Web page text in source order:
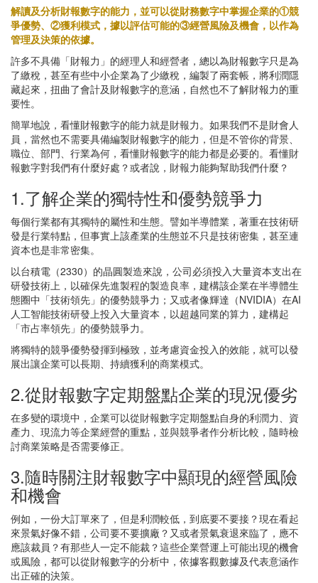
解讀及分析財報數字的能力，並可以從財務數字中掌握企業的①競
爭優勢、②獲利模式，據以評估可能的③經營風險及機會，以作為
管理及決策的依據。
許多不具備「財報力」的經理人和經營者，總以為財報數字只是為
了繳稅，甚至有些中小企業為了少繳稅，編製了兩套帳，將利潤隱
藏起來，扭曲了會計及財報數字的意涵，自然也不了解財報力的重
要性。
簡單地說，看懂財報數字的能力就是財報力。如果我們不是財會人
員，當然也不需要具備編製財報數字的能力，但是不管你的背景、
職位、部門、行業為何，看懂財報數字的能力都是必要的。看懂財
報數字對我們有什麼好處？或者說，財報力能夠幫助我們什麼？
1.了解企業的獨特性和優勢競爭力
每個行業都有其獨特的屬性和生態。譬如半導體業，著重在技術研
發是行業特點，但事實上該產業的生態並不只是技術密集，甚至連
資本也是非常密集。
以台積電（2330）的晶圓製造來說，公司必須投入大量資本支出在
研發技術上，以確保先進製程的製造良率，建構該企業在半導體生
態圈中「技術領先」的優勢競爭力；又或者像輝達（NVIDIA）在AI
人工智能技術研發上投入大量資本，以超越同業的算力，建構起
「市占率領先」的優勢競爭力。
將獨特的競爭優勢發揮到極致，並考慮資金投入的效能，就可以發
展出讓企業可以長期、持續獲利的商業模式。
2.從財報數字定期盤點企業的現況優劣
在多變的環境中，企業可以從財報數字定期盤點自身的利潤力、資
產力、現流力等企業經營的重點，並與競爭者作分析比較，隨時檢
討商業策略是否需要修正。
3.隨時關注財報數字中顯現的經營風險
和機會
例如，一份大訂單來了，但是利潤較低，到底要不要接？現在看起
來景氣好像不錯，公司要不要擴廠？又或者景氣衰退來臨了，應不
應該裁員？有那些人一定不能裁？這些企業營運上可能出現的機會
或風險，都可以從財報數字的分析中，依據客觀數據及代表意涵作
出正確的決策。